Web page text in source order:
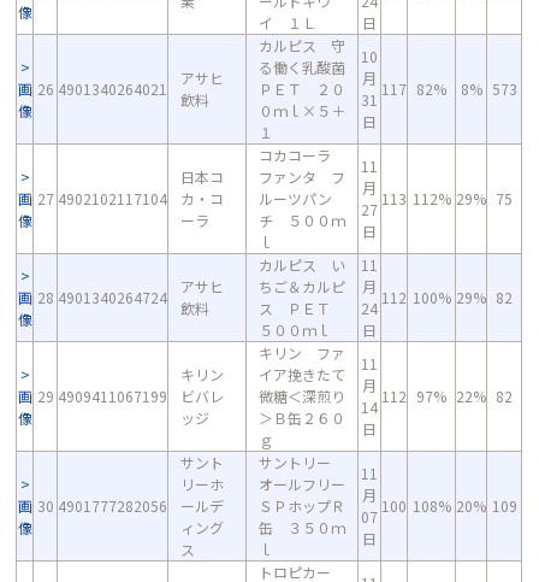
像
イ １Ｌ
日
画
像
26 4901340264021
アサヒ
飲料
カルピス 守
る働く乳酸菌
ＰＥＴ ２０
０ｍｌ×５＋
１
10
月
31
日
117 82% 8% 573
画
像
27 4902102117104
日本コ
カ・コ
ーラ
コカコーラ
ファンタ フ
ルーツパン
チ ５００ｍ
ｌ
11
月
27
日
113 112% 29% 75
画
像
28 4901340264724
アサヒ
飲料
カルピス い
ちご＆カルピ
ス ＰＥＴ
５００ｍｌ
11
月
24
日
112 100% 29% 82
画
像
29 4909411067199
キリン
ビバレ
ッジ
キリン ファ
イア挽きたて
微糖＜深煎り
＞Ｂ缶２６０
ｇ
11
月
14
日
112 97% 22% 82
画
像
30 4901777282056
サント
リーホ
ールデ
ィング
ス
サントリー
オールフリー
ＳＰホップＲ
缶 ３５０ｍ
ｌ
11
月
07
日
100 108% 20% 109
トロピカー